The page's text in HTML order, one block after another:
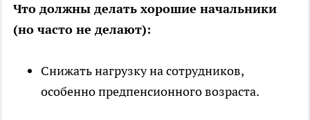
Что должны делать хорошие начальники
(но часто не делают):
Снижать нагрузку на сотрудников,
особенно предпенсионного возраста.